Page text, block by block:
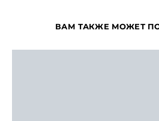
ВАМ ТАКЖЕ МОЖЕТ